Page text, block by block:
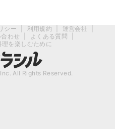
シー 利用規約 運営会社
わせ
よくある質問
を楽しむために
All Rights Reserved.